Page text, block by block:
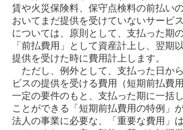
賃や火災保険料、保守点検料の前払い
おいてまだ提供を受けていないサービ
については、原則として、支払った期
「前払費用」として資産計上し、翌期
提供を受けた時に費用計上します。
ただし、例外として、支払った日か
ビスの提供を受ける費用（短期前払費
一定の要件のもと、支払った期に一括
ことができる「短期前払費用の特例」
法人の事業に必要な、「重要な費用」